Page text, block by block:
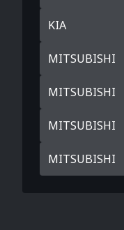
KIA
MITSUBISHI
MITSUBISHI
MITSUBISHI
MITSUBISHI